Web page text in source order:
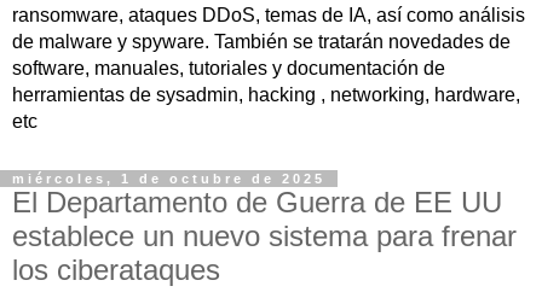
ransomware, ataques DDoS, temas de IA, así como análisis
de malware y spyware. También se tratarán novedades de
software, manuales, tutoriales y documentación de
herramientas de sysadmin, hacking , networking, hardware,
etc
miércoles, 1 de octubre de 2025
El Departamento de Guerra de EE UU
establece un nuevo sistema para frenar
los ciberataques